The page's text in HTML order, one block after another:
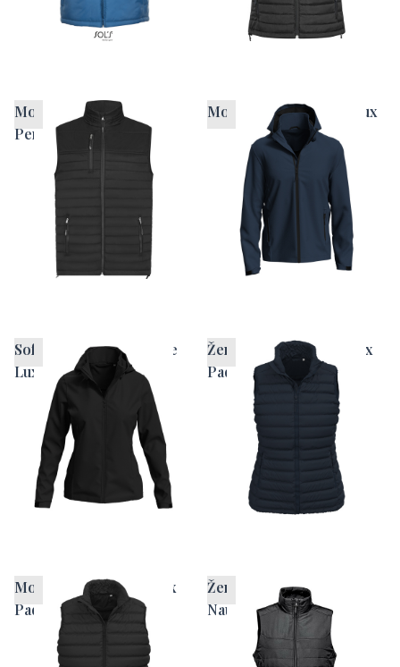
Moški brezrokavnik
Performance HRM
Moška softshell jakna Lux
Softshell jakna za ženske
Lux
Ženski brezrokavnik Lux
Padded
Moški brezrokavnik Lux
Padded
Ženski brezrokavnik
Nautilus